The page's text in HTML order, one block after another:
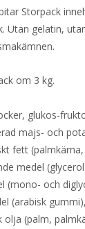
Storpack
Utan gelatin,
om 3 kg.
glukos-
majs- och
fett
medel
(mono- och
(arabisk
olja (palm,